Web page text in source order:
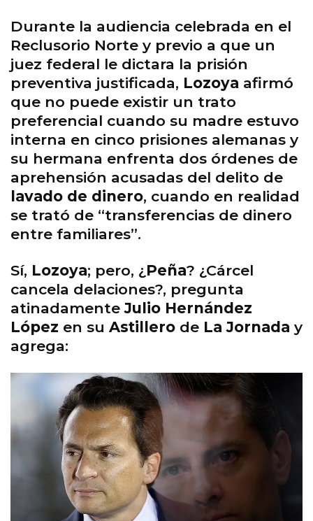
Durante la audiencia celebrada en el
Reclusorio Norte y previo a que un
juez federal le dictara la prisión
preventiva justificada, Lozoya afirmó
que no puede existir un trato
preferencial cuando su madre estuvo
interna en cinco prisiones alemanas y
su hermana enfrenta dos órdenes de
aprehensión acusadas del delito de
lavado de dinero, cuando en realidad
se trató de “transferencias de dinero
entre familiares”.
Sí, Lozoya; pero, ¿Peña? ¿Cárcel
cancela delaciones?, pregunta
atinadamenteJulio Hernández
López en su Astillero de La Jornada y
agrega: